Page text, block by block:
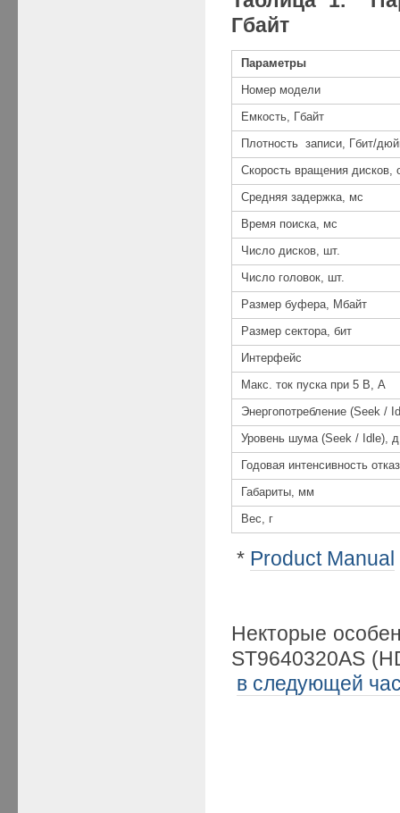
Гбайт
Параметры
Номер модели
Емкость, Гбайт
Плотность записи, Гбит/
Скорость вращения дисков,
Средняя задержка, мс
Время поиска, мс
Число дисков, шт.
Число головок, шт.
Размер буфера, Мбайт
Размер сектора, бит
Интерфейс
Макс. ток пуска при 5 В, А
Энергопотребление (Seek /
Уровень шума (Seek / Idle),
Годовая интенсивность
Габариты, мм
Вес, г
* Product Manual
Некторые
ST9640320AS
в следующей